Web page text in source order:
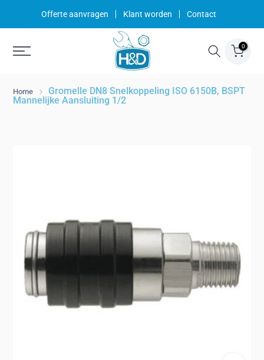
Offerte aanvragen Klant worden Contact
0
Home
Gromelle DN8 Snelkoppeling ISO 6150B, BSPT
Mannelijke Aansluiting 1/2